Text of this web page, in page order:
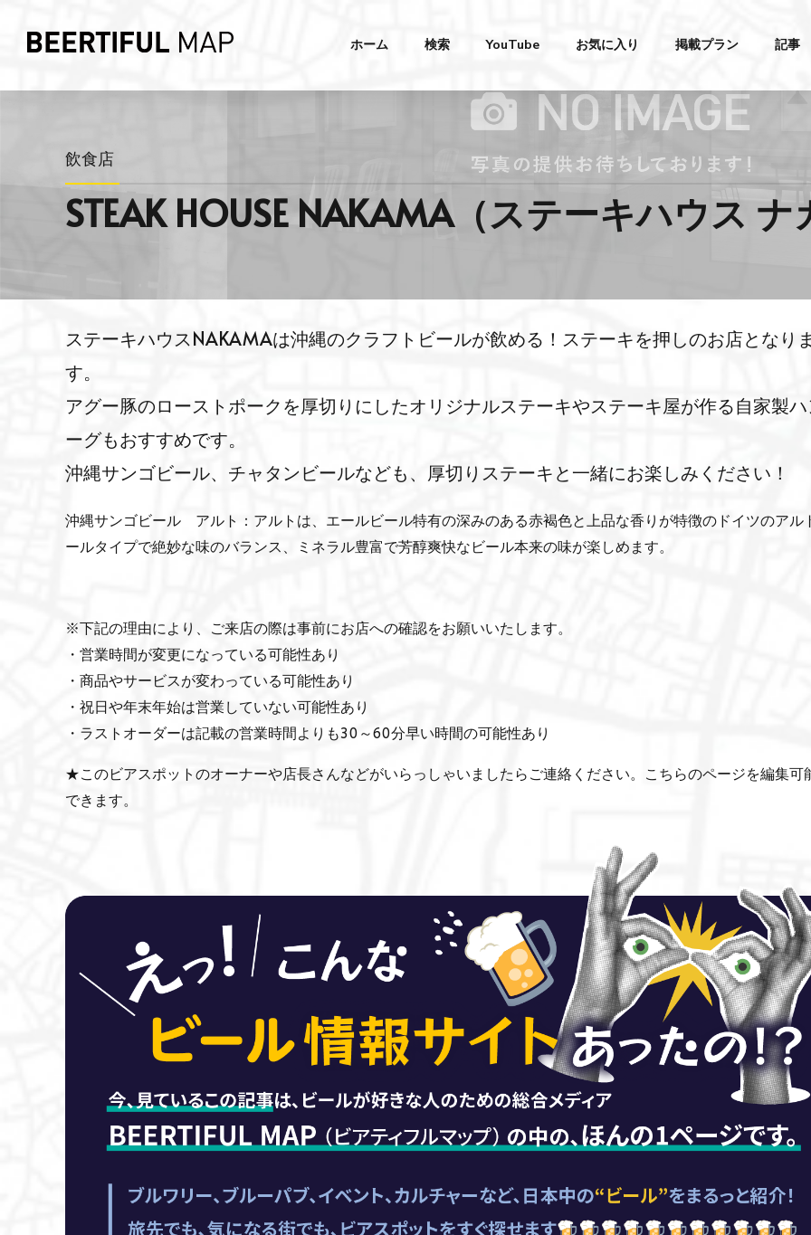
ホーム 検索 YouTube お気に入り 掲載プラン 記事
飲食店
STEAK HOUSE NAKAMA（ステーキハウス ナ
ステーキハウスNAKAMAは沖縄のクラフトビールが飲める！ステーキを押しのお店となり
す。
アグー豚のローストポークを厚切りにしたオリジナルステーキやステーキ屋が作る自家製
ーグもおすすめです。
沖縄サンゴビール、チャタンビールなども、厚切りステーキと一緒にお楽しみください！
沖縄サンゴビール アルト：アルトは、エールビール特有の深みのある赤褐色と上品な香りが特徴のドイツのアル
ールタイプで絶妙な味のバランス、ミネラル豊富で芳醇爽快なビール本来の味が楽しめます。
※下記の理由により、ご来店の際は事前にお店への確認をお願いいたします。
・営業時間が変更になっている可能性あり
・商品やサービスが変わっている可能性あり
・祝日や年末年始は営業していない可能性あり
・ラストオーダーは記載の営業時間よりも30～60分早い時間の可能性あり
★このビアスポットのオーナーや店長さんなどがいらっしゃいましたらご連絡ください。こちらのページを編集可
できます。